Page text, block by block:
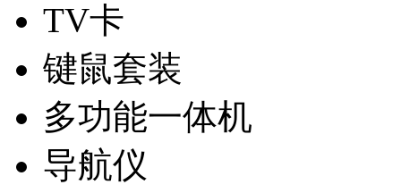
TV卡
键鼠套装
多功能一体机
导航仪